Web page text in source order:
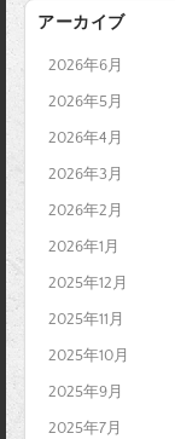
アーカイブ
2026年6月
2026年5月
2026年4月
2026年3月
2026年2月
2026年1月
2025年12月
2025年11月
2025年10月
2025年9月
2025年7月